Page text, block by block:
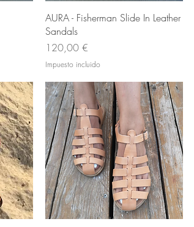
Vista rápida
AURA - Fisherman Slide In Leather
Sandals
Precio
120,00 €
Impuesto incluido